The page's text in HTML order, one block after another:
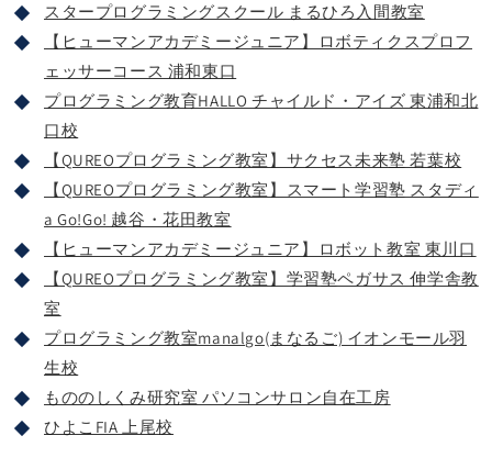
スタープログラミングスクール まるひろ入間教室
【ヒューマンアカデミージュニア】ロボティクスプロフ
ェッサーコース 浦和東口
プログラミング教育HALLO チャイルド・アイズ 東浦和北
口校
【QUREOプログラミング教室】サクセス未来塾 若葉校
【QUREOプログラミング教室】スマート学習塾 スタディ
a Go!Go! 越谷・花田教室
【ヒューマンアカデミージュニア】ロボット教室 東川口
【QUREOプログラミング教室】学習塾ペガサス 伸学舎教
室
プログラミング教室manalgo(まなるご) イオンモール羽
生校
もののしくみ研究室 パソコンサロン自在工房
ひよこFIA 上尾校